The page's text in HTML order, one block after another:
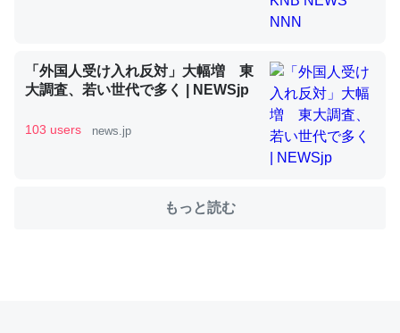
いのか」に関する新仮説
ちぼちRingも置こうかと画策中。あと、Googleマップで
位置情報を共有してる。電池残量や充電中かが分かるので
「外国人受け入れ反対」大幅増 東
大調査、若い世代で多く | NEWSjp
103 users news.jp
もっと読む